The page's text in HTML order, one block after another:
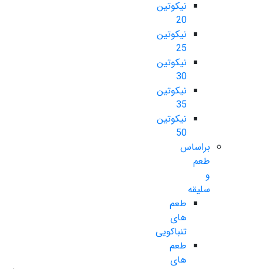
نیکوتین
20
نیکوتین
25
نیکوتین
30
نیکوتین
35
نیکوتین
50
براساس
طعم
و
سلیقه
طعم
های
تنباکویی
طعم
های